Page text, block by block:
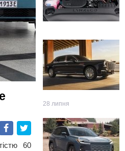
Facebook
Twitter
60
28 липня